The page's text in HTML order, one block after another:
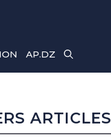
AP.DZ
ARTICLES